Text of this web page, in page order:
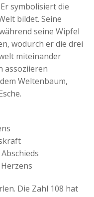
symbolisiert die
bildet. Seine
seine Wipfel
wodurch er die drei
miteinander
assoziieren
Weltenbaum,
Die Zahl 108 hat